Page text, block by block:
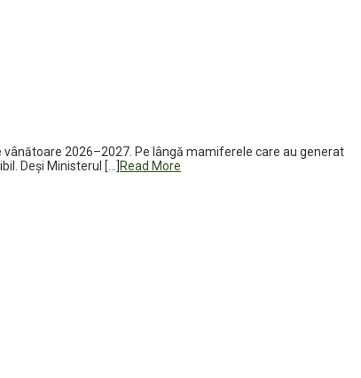
vânătoare 2026–2027. Pe lângă mamiferele care au generat
Deși Ministerul […] Read More